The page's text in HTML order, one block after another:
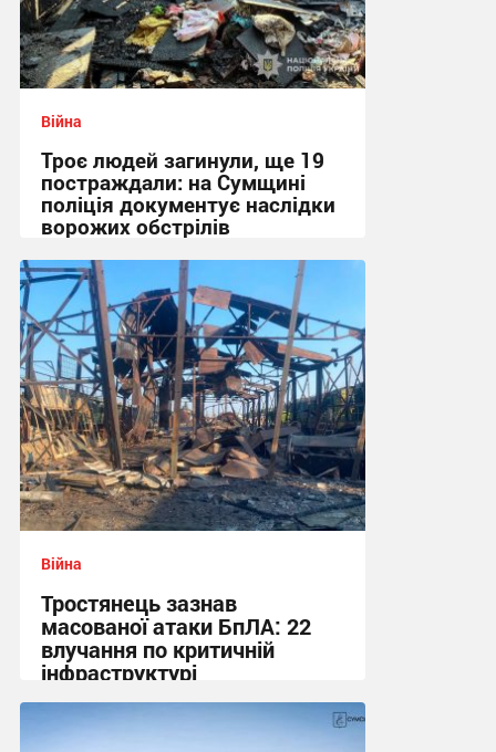
Війна
Троє людей загинули, ще 19
постраждали: на Сумщині
поліція документує наслідки
ворожих обстрілів
08:48 сьогодні
Війна
Тростянець зазнав
масованої атаки БпЛА: 22
влучання по критичній
інфраструктурі
16:56 вчора